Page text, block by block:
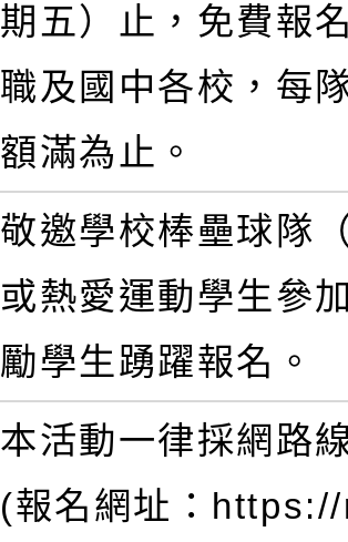
期五）止，免費報
職及國中各校，每
額滿為止。
敬邀學校棒壘球隊
或熱愛運動學生參
勵學生踴躍報名。
本活動一律採網路
(報名網址：